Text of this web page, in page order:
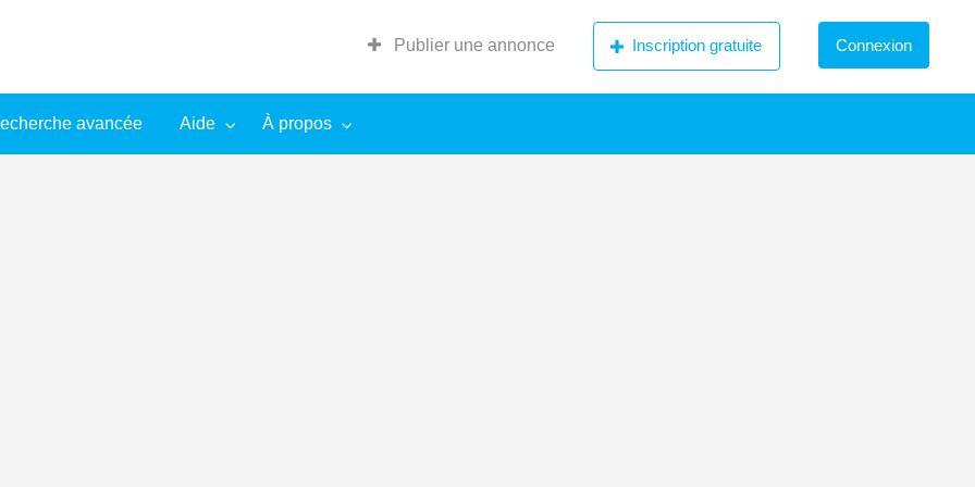
Publier une annonce Inscription gratuite Connexion
avancée Aide À propos